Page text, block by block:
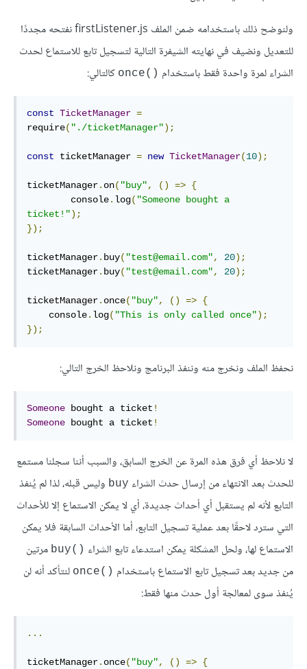
ولنوضح ذلك باستخدامه ضمن الملف ‎firstListener.js‎ نفتحه مجددًا
للتعديل ونضيف في نهايته الشيفرة التالية لتسجيل تابع للاستماع لحدث
الشراء لمرة واحدة فقط باستخدام ‎once()‎ كالتالي:
const TicketManager =
require( "./ticketManager");
const ticketManager = new TicketManager(10);
ticketManager. on( "buy", () => {
        console
. log( "Someone bought a
ticket!");
});
ticketManager. buy( "test@email.com", 20);
ticketManager. buy( "test@email.com", 20);
ticketManager. once( "buy", () => {
    console
. log( "This is only called once");
});
نحفظ الملف ونخرج منه وننفذ البرنامج ونلاحظ الخرج التالي:
Someone bought a ticket !
Someone bought a ticket !
لا نلاحظ أي فرق هذه المرة عن الخرج السابق، والسبب أننا سجلنا مستمع
للحدث بعد الانتهاء من إرسال حدث الشراء ‎buy‎ وليس قبله، لذا لم يُنفذ
التابع لأنه لم يستقبل أي أحداث جديدة، أي لا يمكن الاستماع إلا للأحداث
التي سترد لاحقًا بعد عملية تسجيل التابع، أما الأحداث السابقة فلا يمكن
الاستماع لها، ولحل المشكلة يمكن استدعاء تابع الشراء ‎buy()‎ مرتين
من جديد بعد تسجيل تابع الاستماع باستخدام ‎once()‎ لنتأكد أنه لن
يُنفذ سوى لمعالجة أول حدث منها فقط:
...
ticketManager. once( "buy", () => {